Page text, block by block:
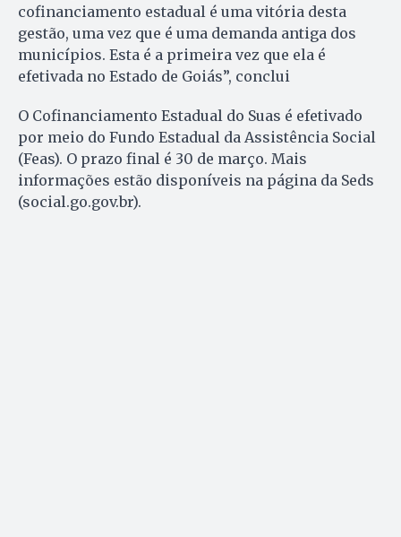
cofinanciamento estadual é uma vitória desta
gestão, uma vez que é uma demanda antiga dos
municípios. Esta é a primeira vez que ela é
efetivada no Estado de Goiás”, conclui
O Cofinanciamento Estadual do Suas é efetivado
por meio do Fundo Estadual da Assistência Social
(Feas). O prazo final é 30 de março. Mais
informações estão disponíveis na página da Seds
(social.go.gov.br).